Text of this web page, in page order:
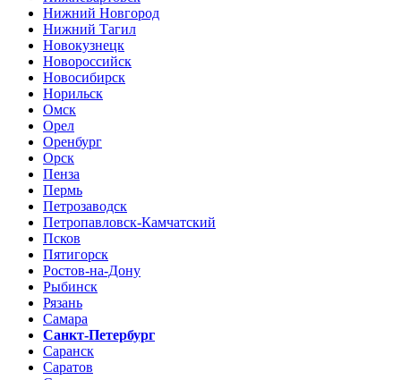
Нижний Новгород
Нижний Тагил
Новокузнецк
Новороссийск
Новосибирск
Норильск
Омск
Орел
Оренбург
Орск
Пенза
Пермь
Петрозаводск
Петропавловск-Камчатский
Псков
Пятигорск
Ростов-на-Дону
Рыбинск
Рязань
Самара
Санкт-Петербург
Саранск
Саратов